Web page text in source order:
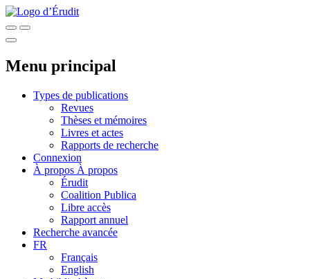
Menu principal
Types de publications
Revues
Thèses et mémoires
Livres et actes
Rapports de recherche
Connexion
À propos À propos
Érudit
Coalition Publica
Libre accès
Rapport annuel
Recherche avancée
FR
Français
English